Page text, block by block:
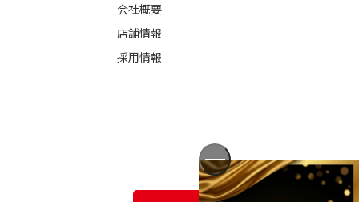
会社概要
店舗情報
採用情報